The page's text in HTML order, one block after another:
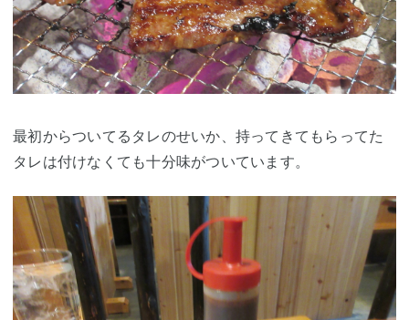
最初からついてるタレのせいか、持ってきてもらってた
タレは付けなくても十分味がついています。